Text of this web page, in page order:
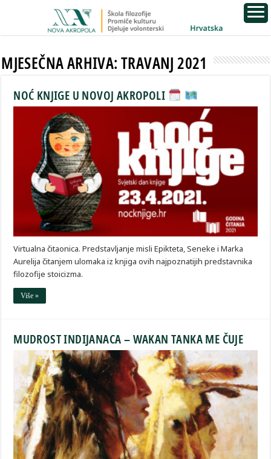
MJESEČNA ARHIVA:TRAVANJ 2021
NOĆ KNJIGE U NOVOJ AKROPOLI
Virtualna čitaonica. Predstavljanje misli Epikteta, Seneke i Marka
Aurelija čitanjem ulomaka iz knjiga ovih najpoznatijih predstavnika
filozofije stoicizma.
Više »
MUDROST INDIJANACA – WAKAN TANKA ME ČUJE